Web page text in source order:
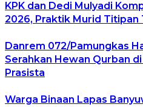
KPK dan Dedi Mulyadi
2026, Praktik Murid Titipan
Danrem 072/Pamungkas
Serahkan Hewan Qurban
Prasista
Warga Binaan Lapas